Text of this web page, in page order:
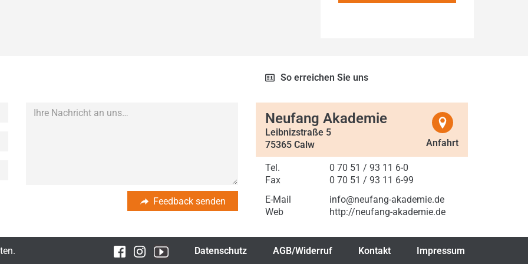
Feedback senden
So erreichen Sie uns
Neufang Akademie
Leibnizstraße 5
75365 Calw
Anfahrt
Tel.
0 70 51 / 93 11 6-0
Fax
0 70 51 / 93 11 6-99
E-Mail
info@neufang-akademie.de
Web
http://neufang-akademie.de
Datenschutz AGB/Widerruf Kontakt Impressum